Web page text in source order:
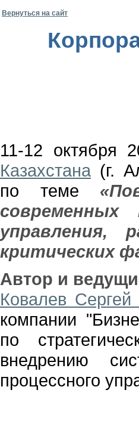
Вернуться на сайт
11-12 октября
Казахстана (г.
по теме
современных
управления,
критических
Автор и
Ковалев
компании
по
внедрению
процессного